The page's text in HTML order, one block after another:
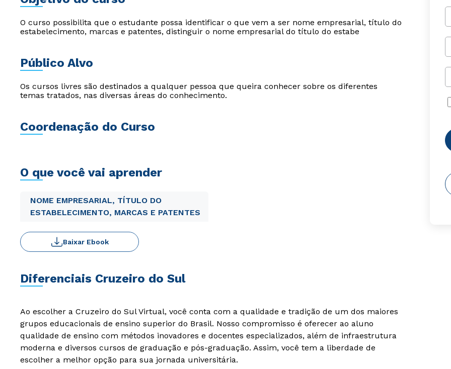
O curso possibilita que o estudante possa identificar o que vem a ser nome empresarial, título do
estabelecimento, marcas e patentes, distinguir o nome empresarial do título do estabe
Público Alvo
Os cursos livres são destinados a qualquer pessoa que queira conhecer sobre os diferentes
temas tratados, nas diversas áreas do conhecimento.
Coordenação do Curso
O que você vai aprender
NOME EMPRESARIAL, TÍTULO DO
ESTABELECIMENTO, MARCAS E PATENTES
Baixar Ebook
Diferenciais Cruzeiro do Sul
Ao escolher a Cruzeiro do Sul Virtual, você conta com a qualidade e tradição de um dos maiores
grupos educacionais de ensino superior do Brasil. Nosso compromisso é oferecer ao aluno
qualidade de ensino com métodos inovadores e docentes especializados, além de infraestrutura
moderna e diversos cursos de graduação e pós-graduação. Assim, você tem a liberdade de
escolher a melhor opção para sua jornada universitária.